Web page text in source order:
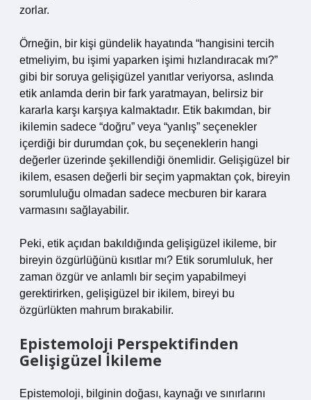
zorlar.
Örneğin, bir kişi gündelik hayatında “hangisini tercih
etmeliyim, bu işimi yaparken işimi hızlandıracak mı?”
gibi bir soruya gelişigüzel yanıtlar veriyorsa, aslında
etik anlamda derin bir fark yaratmayan, belirsiz bir
kararla karşı karşıya kalmaktadır. Etik bakımdan, bir
ikilemin sadece “doğru” veya “yanlış” seçenekler
içerdiği bir durumdan çok, bu seçeneklerin hangi
değerler üzerinde şekillendiği önemlidir. Gelişigüzel bir
ikilem, esasen değerli bir seçim yapmaktan çok, bireyin
sorumluluğu olmadan sadece mecburen bir karara
varmasını sağlayabilir.
Peki, etik açıdan bakıldığında gelişigüzel ikileme, bir
bireyin özgürlüğünü kısıtlar mı? Etik sorumluluk, her
zaman özgür ve anlamlı bir seçim yapabilmeyi
gerektirirken, gelişigüzel bir ikilem, bireyi bu
özgürlükten mahrum bırakabilir.
Epistemoloji Perspektifinden
Gelişigüzel İkileme
Epistemoloji, bilginin doğası, kaynağı ve sınırlarını